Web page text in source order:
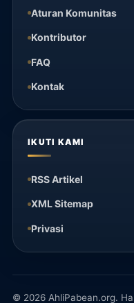
Aturan Komunitas
Kontributor
FAQ
Kontak
IKUTI KAMI
RSS Artikel
XML Sitemap
Privasi
© 2026 AhliPabean.org.